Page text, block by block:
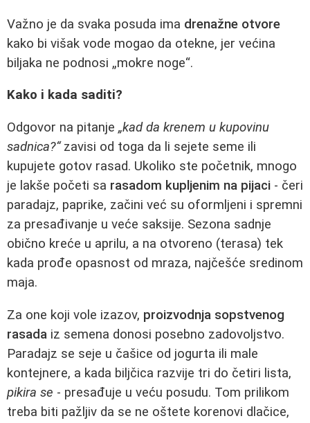
Važno je da svaka posuda ima drenažne otvore
kako bi višak vode mogao da otekne, jer većina
biljaka ne podnosi „mokre noge“.
Kako i kada saditi?
Odgovor na pitanje „kad da krenem u kupovinu
sadnica?“zavisi od toga da li sejete seme ili
kupujete gotov rasad. Ukoliko ste početnik, mnogo
je lakše početi sa rasadom kupljenim na pijaci - čeri
paradajz, paprike, začini već su oformljeni i spremni
za presađivanje u veće saksije. Sezona sadnje
obično kreće u aprilu, a na otvoreno (terasa) tek
kada prođe opasnost od mraza, najčešće sredinom
maja.
Za one koji vole izazov, proizvodnja sopstvenog
rasada iz semena donosi posebno zadovoljstvo.
Paradajz se seje u čašice od jogurta ili male
kontejnere, a kada biljčica razvije tri do četiri lista,
pikira se - presađuje u veću posudu. Tom prilikom
treba biti pažljiv da se ne oštete korenovi dlačice,